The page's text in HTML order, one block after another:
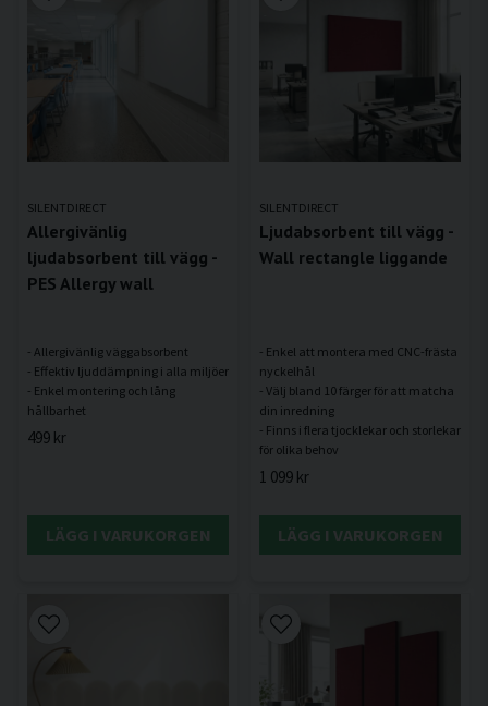
SILENTDIRECT
Allergivänlig
ljudabsorbent till vägg -
PES Allergy wall
- Allergivänlig väggabsorbent
- Effektiv ljuddämpning i alla miljöer
- Enkel montering och lång
499 kr
LÄGG I VARUKORGEN
SILENTDIRECT
Ljudabsorbent till vägg -
Wall rectangle liggande
- Enkel att montera med CNC-frästa
nyckelhål
- Välj bland 10 färger för att matcha
din inredning
- Finns i flera tjocklekar och storlekar
1 099 kr
LÄGG I VARUKORGEN